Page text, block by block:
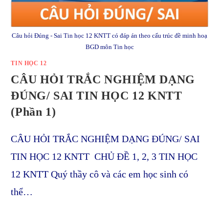
Câu hỏi Đúng - Sai Tin học 12 KNTT có đáp án theo cấu trúc đề minh hoạ
BGD môn Tin học
TIN HỌC 12
CÂU HỎI TRẮC NGHIỆM DẠNG
ĐÚNG/ SAI TIN HỌC 12 KNTT
(Phần 1)
CÂU HỎI TRẮC NGHIỆM DẠNG ĐÚNG/ SAI
TIN HỌC 12 KNTT CHỦ ĐỀ 1, 2, 3 TIN HỌC
12 KNTT Quý thầy cô và các em học sinh có
thể…